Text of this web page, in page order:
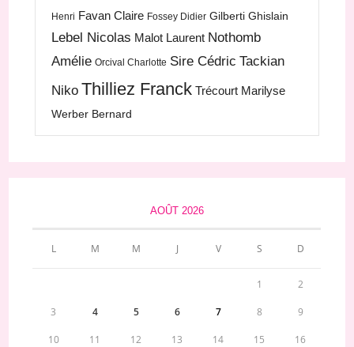
Henri Favan Claire Fossey Didier Gilberti Ghislain
Lebel Nicolas Malot Laurent Nothomb
Amélie Orcival Charlotte Sire Cédric Tackian
Niko Thilliez Franck Trécourt Marilyse
Werber Bernard
AOÛT 2026
L M M J V S D
1 2
3 4 5 6 7 8 9
10 11 12 13 14 15 16